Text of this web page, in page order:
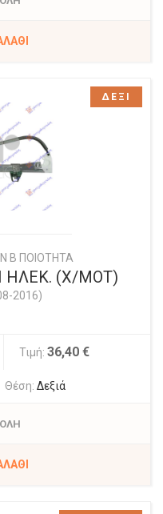
Β ΠΟΙΟΤΗΤΑ
ΗΛΕΚ. (Χ/ΜΟΤ)
2016)
Τιμή: 36,40 €
Θέση: Δεξιά
ΔΕΞΙ